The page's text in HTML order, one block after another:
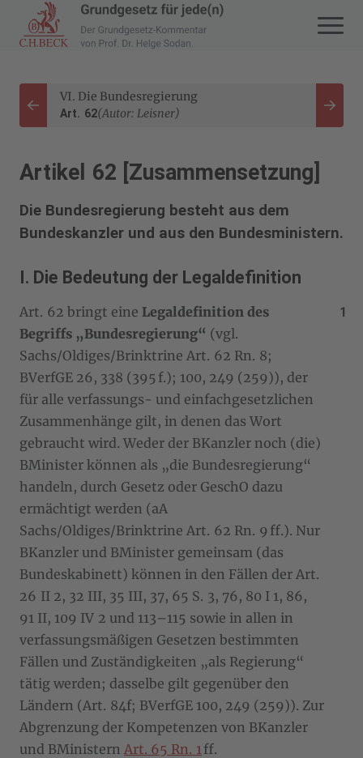
Zur Startseite navigieren
Zurück
VI. Die Bundesregierung
Art. 62(Autor: Leisner)
Artikel 62 [Zusammensetzung]
Die Bundesregierung besteht aus dem
Bundeskanzler und aus den Bundesministern.
I. Die Bedeutung der Legaldefinition
Art. 62 bringt eine Legaldefinition des
Begriffs „Bundesregierung“ (vgl.
Sachs/Oldiges/Brinktrine Art. 62 Rn. 8;
BVerfGE 26, 338 (395 f.); 100, 249 (259)), der
für alle verfassungs- und einfachgesetzlichen
Zusammenhänge gilt, in denen das Wort
gebraucht wird. Weder der BKanzler noch (die)
BMinister können als „die Bundesregierung“
handeln, durch Gesetz oder GeschO dazu
ermächtigt werden (aA
Sachs/Oldiges/Brinktrine Art. 62 Rn. 9 ff.). Nur
BKanzler und BMinister gemeinsam (das
Bundeskabinett) können in den Fällen der Art.
26 II 2, 32 III, 35 III, 37, 65 S. 3, 76, 80 I 1, 86,
91 II, 109 IV 2 und 113–115 sowie in allen in
verfassungsmäßigen Gesetzen bestimmten
Fällen und Zuständigkeiten „als Regierung“
tätig werden; dasselbe gilt gegenüber den
Ländern (Art. 84f; BVerfGE 100, 249 (259)). Zur
Abgrenzung der Kompetenzen von BKanzler
und BMinistern Art. 65 Rn. 1 ff.